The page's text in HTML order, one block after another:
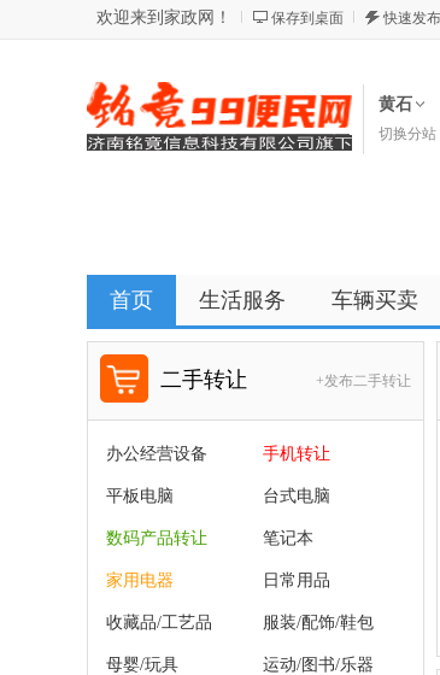
欢迎来到家政网！ 保存到桌面 快速发
黄石
切换分站
首页 生活服务 车辆买卖
商品
二手转让
+发布二手转让
办公经营设备 手机转让
平板电脑 台式电脑
数码产品转让 笔记本
家用电器 日常用品
收藏品/工艺品 服装/配饰/鞋包
母婴/玩具 运动/图书/乐器